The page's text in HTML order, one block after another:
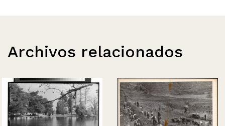
Archivos relacionados